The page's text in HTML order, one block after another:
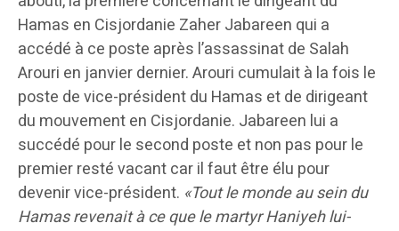
Hamas en Cisjordanie Zaher Jabareen qui a
accédé à ce poste après l’assassinat de Salah
Arouri en janvier dernier. Arouri cumulait à la fois le
poste de vice-président du Hamas et de dirigeant
du mouvement en Cisjordanie. Jabareen lui a
succédé pour le second poste et non pas pour le
premier resté vacant car il faut être élu pour
devenir vice-président. «Tout le monde au sein du
Hamas revenait à ce que le martyr Haniyeh lui-